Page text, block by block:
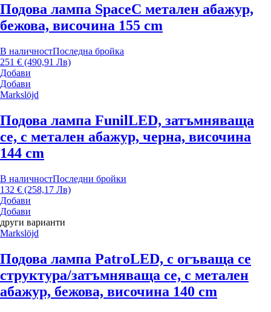
Подова лампа SpaceС метален абажур,
бежова, височина 155 cm
В наличностПоследна бройка
251 € (490,91 Лв)
Добави
Добави
Markslöjd
Подова лампа FunilLED, затъмняваща
се, с метален абажур, черна, височина
144 cm
В наличностПоследни бройки
132 € (258,17 Лв)
Добави
Добави
други варианти
Markslöjd
Подова лампа PatroLED, с огъваща се
структура/затъмняваща се, с метален
абажур, бежова, височина 140 cm